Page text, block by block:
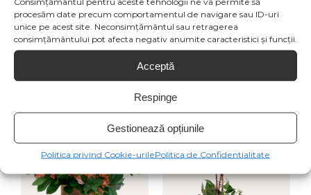
procesăm date precum comportamentul de navigare sau ID-uri
unice pe acest site. Neconsimțământul sau retragerea
consimțământului pot afecta negativ anumite caracteristici și funcții.
Acceptă
Respinge
Gestionează opțiunile
Politica privind Cookie-urilePolitica de Confidentialitate
Product
Produse similare
/